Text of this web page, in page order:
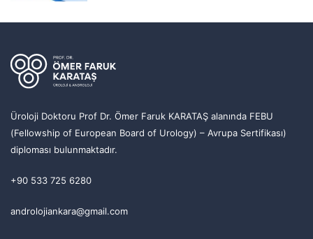
Üroloji Doktoru Prof Dr. Ömer Faruk KARATAŞ alanında FEBU
(Fellowship of European Board of Urology) – Avrupa Sertifikası)
diploması bulunmaktadır.
+90 533 725 6280
androlojiankara@gmail.com